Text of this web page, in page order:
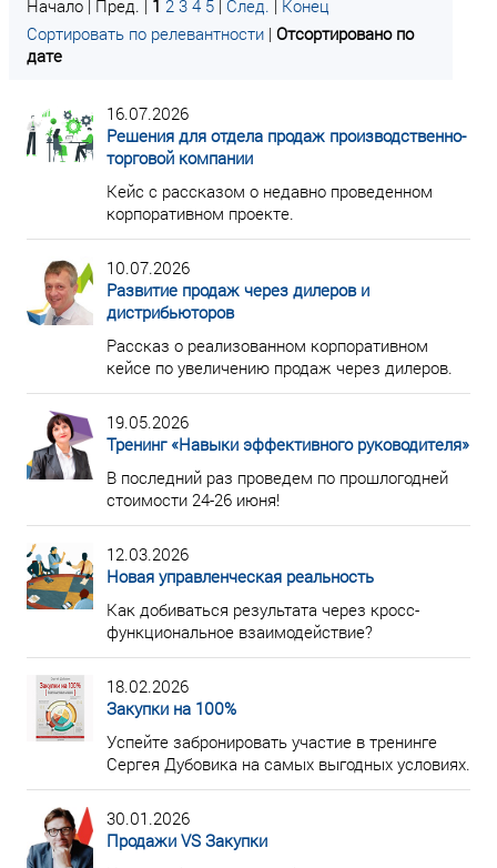
Начало | Пред. | 1 2 3 4 5 След.
Конец
Сортировать по релевантности | Отсортировано по
дате
16.07.2026
Решения для отдела продаж производственно-
торговой компании
Кейс с рассказом о недавно проведенном
корпоративном проекте.
10.07.2026
Развитие продаж через дилеров и
дистрибьюторов
Рассказ о реализованном корпоративном
кейсе по увеличению продаж через дилеров.
19.05.2026
Тренинг «Навыки эффективного руководителя»
В последний раз проведем по прошлогодней
стоимости 24-26 июня!
12.03.2026
Новая управленческая реальность
Как добиваться результата через кросс-
функциональное взаимодействие?
18.02.2026
Закупки на 100%
Успейте забронировать участие в тренинге
Сергея Дубовика на самых выгодных условиях.
30.01.2026
Продажи VS Закупки